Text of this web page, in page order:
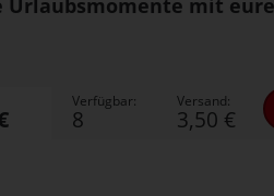
Urlaubsmomente mit
Verfügbar:
8
Versand:
3,50 €